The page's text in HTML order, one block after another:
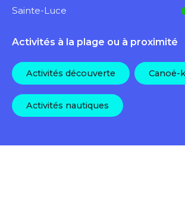
Sainte-Luce
Activités à la plage ou à proximité
Activités découverte Canoë-
Activités nautiques